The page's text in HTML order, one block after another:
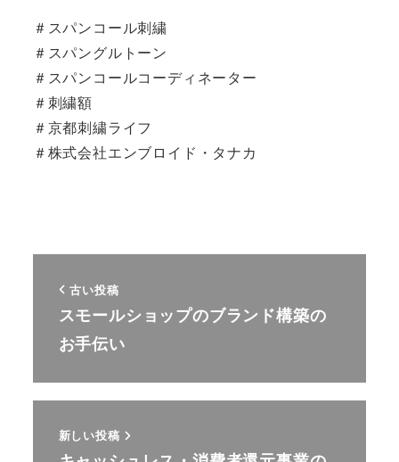
＃スパンコール刺繍
＃スパングルトーン
＃スパンコールコーディネーター
＃刺繍額
＃京都刺繍ライフ
＃株式会社エンブロイド・タナカ
古い投稿
スモールショップのブランド構築の
お手伝い
新しい投稿